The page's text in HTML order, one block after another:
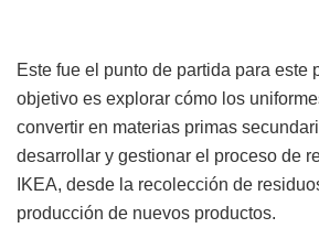
Este fue el punto de partida para este
objetivo es explorar cómo los
convertir en materias primas
desarrollar y gestionar el proceso de
IKEA, desde la recolección de
producción de nuevos productos.